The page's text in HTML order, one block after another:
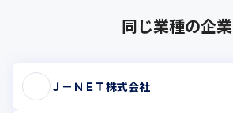
同じ業種の企業
Ｊ－ＮＥＴ株式会社